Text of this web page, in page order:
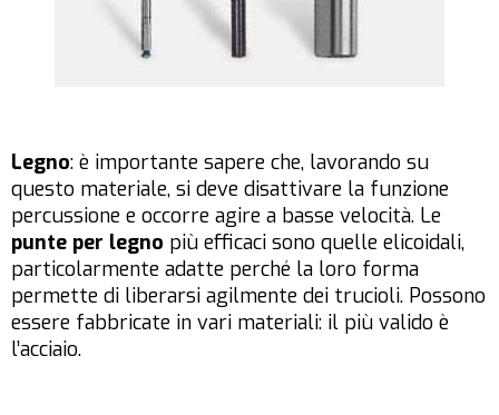
Legno: è importante sapere che, lavorando su
questo materiale, si deve disattivare la funzione
percussione e occorre agire a basse velocità. Le
punte per legno più efficaci sono quelle elicoidali,
particolarmente adatte perché la loro forma
permette di liberarsi agilmente dei trucioli. Possono
essere fabbricate in vari materiali: il più valido è
l’acciaio.